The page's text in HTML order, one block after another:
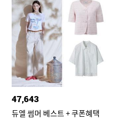
47,643
듀엘 썸머 베스트 + 쿠폰혜택